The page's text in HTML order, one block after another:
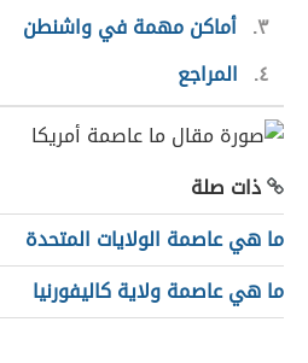
٣ أماكن مهمة في واشنطن
٤
المراجع
ذات صلة
ما هي عاصمة الولايات المتحدة
ما هي عاصمة ولاية كاليفورنيا